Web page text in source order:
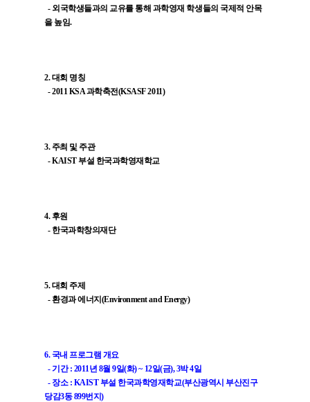
- 외국학생들과의 교유를 통해 과학영재 학생들의 국제적 안목
을 높임.
2. 대회 명칭
- 2011 KSA 과학축전(KSASF 2011)
3. 주최 및 주관
- KAIST 부설 한국과학영재학교
4. 후원
- 한국과학창의재단
5. 대회 주제
- 환경과 에너지(Environment and Energy)
6. 국내 프로그램 개요
- 기간 : 2011년 8월 9일(화) ~ 12일(금), 3박 4일
- 장소 : KAIST 부설 한국과학영재학교(부산광역시 부산진구
당감3동 899번지)